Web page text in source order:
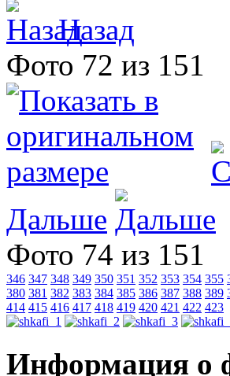
Назад
Фото 72 из 151
Дальше
Фото 74 из 151
346 347 348 349 350 351 352 353 354 355
380 381 382 383 384 385 386 387 388 389
414 415 416 417 418 419 420 421 422 423
Информация о